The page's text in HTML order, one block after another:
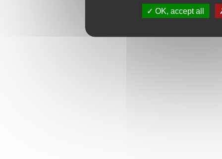
OK, accept all